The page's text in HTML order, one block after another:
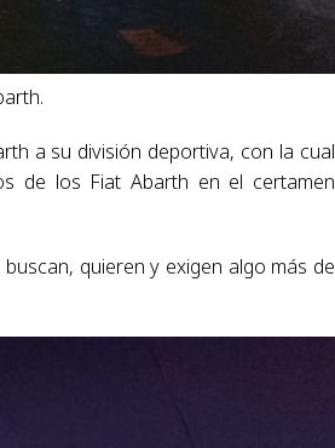
a su división deportiva, con la cual
de los Fiat Abarth en el certamen
quieren y exigen algo más de